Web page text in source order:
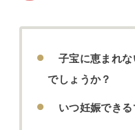
子宝に恵まれ
でしょうか？
いつ妊娠でき